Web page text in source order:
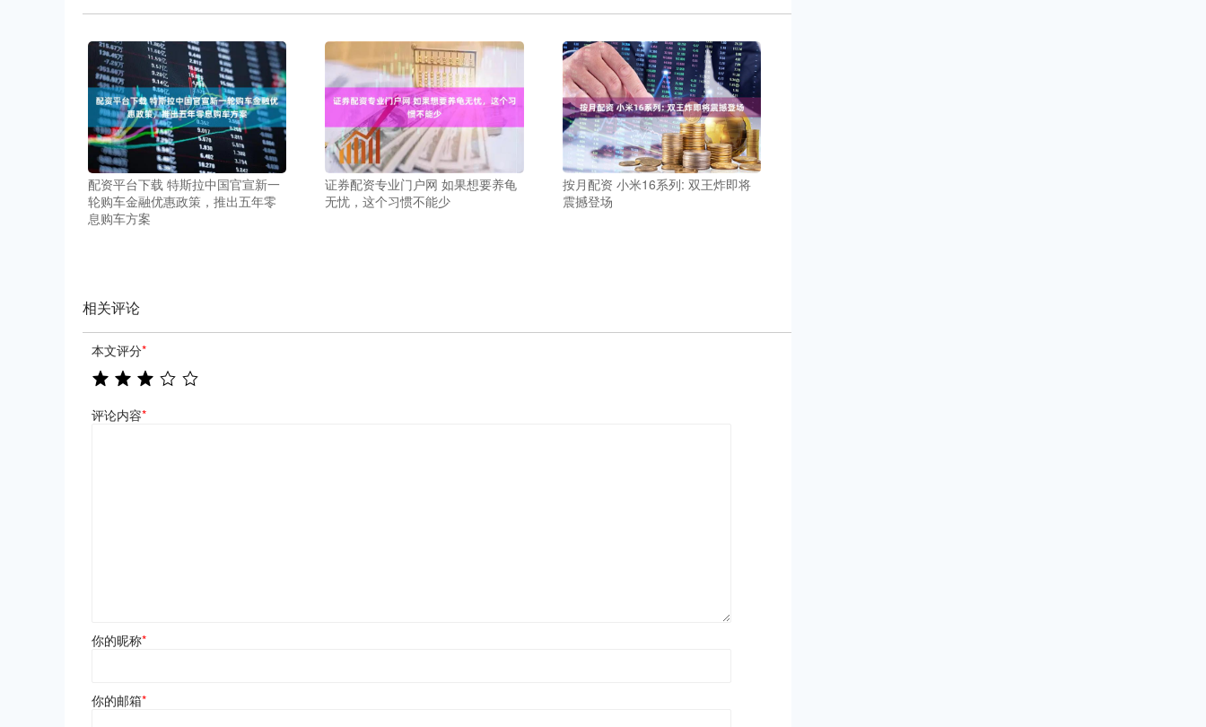
配资平台下载 特斯拉中国官宣新一
轮购车金融优惠政策，推出五年零
息购车方案
证券配资专业门户网 如果想要养龟
无忧，这个习惯不能少
按月配资 小米16系列: 双王炸即将
震撼登场
相关评论
本文评分*
评论内容*
你的昵称*
你的邮箱*